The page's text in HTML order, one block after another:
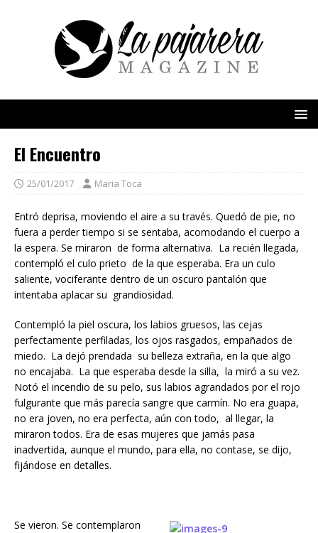
El Encuentro
25/01/2017 Maria Toca
Entró deprisa, moviendo el aire a su través. Quedó de pie, no
fuera a perder tiempo si se sentaba, acomodando el cuerpo a
la espera. Se miraron de forma alternativa. La recién llegada,
contempló el culo prieto de la que esperaba. Era un culo
saliente, vociferante dentro de un oscuro pantalón que
intentaba aplacar su grandiosidad.
Contempló la piel oscura, los labios gruesos, las cejas
perfectamente perfiladas, los ojos rasgados, empañados de
miedo. La dejó prendada su belleza extraña, en la que algo
no encajaba. La que esperaba desde la silla, la miró a su vez.
Notó el incendio de su pelo, sus labios agrandados por el rojo
fulgurante que más parecía sangre que carmín. No era guapa,
no era joven, no era perfecta, aún con todo, al llegar, la
miraron todos. Era de esas mujeres que jamás pasa
inadvertida, aunque el mundo, para ella, no contase, se dijo,
fijándose en detalles.
Se vieron. Se contemplaron